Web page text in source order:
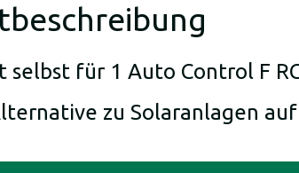
selbst für 1 Auto Control F
zu Solaranlagen auf